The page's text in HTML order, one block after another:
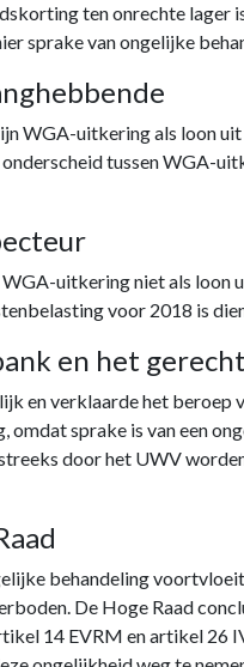
ten onrechte
sprake van ongelijke
WGA-uitkering als loon
tussen WGA-
WGA-uitkering niet als
voor 2018 is
en het
en verklaarde het
omdat sprake is van een
door het UWV
behandeling
De Hoge Raad
14 EVRM en artikel 26